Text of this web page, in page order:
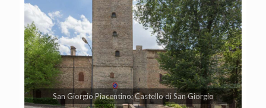
San Giorgio Piacentino; Castello di San Giorgio